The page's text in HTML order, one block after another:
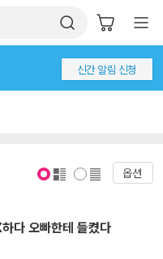
신간 알림 신청
옵션
다 오빠한테 들켰다